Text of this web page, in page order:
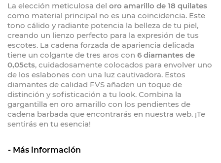
La elección meticulosa del oro amarillo de 18 quilates
como material principal no es una coincidencia. Este
tono cálido y radiante potencia la belleza de tu piel,
creando un lienzo perfecto para la expresión de tus
escotes. La cadena forzada de apariencia delicada
tiene un colgante de tres aros con 6 diamantes de
0,05cts, cuidadosamente colocados para envolver uno
de los eslabones con una luz cautivadora. Estos
diamantes de calidad FVS añaden un toque de
distinción y sofisticación a tu look. Combina la
gargantilla en oro amarillo con los pendientes de
cadena barbada que encontrarás en nuestra web. ¡Te
sentirás en tu esencia!
Más información